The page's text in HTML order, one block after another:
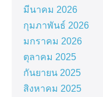
มีนาคม 2026
กุมภาพันธ์ 2026
มกราคม 2026
ตุลาคม 2025
กันยายน 2025
สิงหาคม 2025